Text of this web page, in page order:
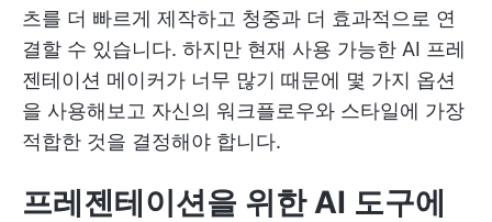
츠를 더 빠르게 제작하고 청중과 더 효과적으로 연
결할 수 있습니다. 하지만 현재 사용 가능한 AI 프레
젠테이션 메이커가 너무 많기 때문에 몇 가지 옵션
을 사용해보고 자신의 워크플로우와 스타일에 가장
적합한 것을 결정해야 합니다.
프레젠테이션을 위한 AI 도구에